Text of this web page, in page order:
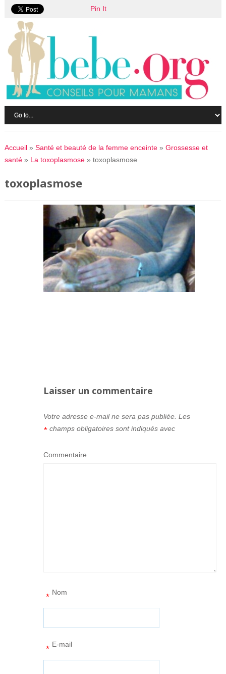
Accueil» Santé et beauté de la femme enceinte» Grossesse et
santé» La toxoplasmose» toxoplasmose
toxoplasmose
Laisser un commentaire
Votre adresse e-mail ne sera pas publiée. Les
champs obligatoires sont indiqués avec
*
Commentaire
Nom
*
E-mail
*
Pin It